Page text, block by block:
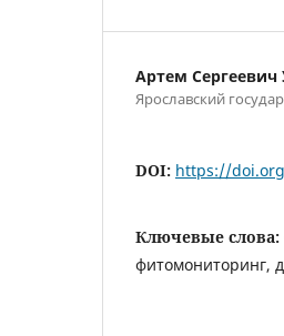
Артем Сергеевич
Ярославский
DOI: https://
Ключевые слова:
фитомониторинг,